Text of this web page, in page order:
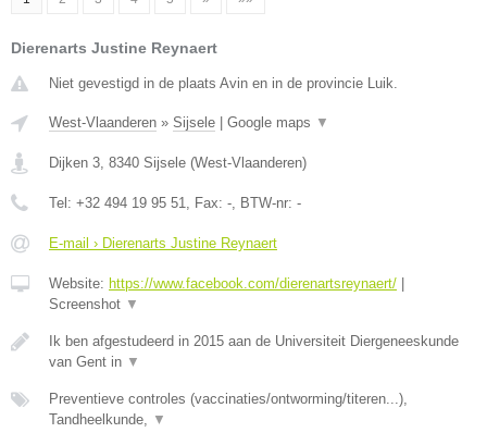
Dierenarts Justine Reynaert
Niet gevestigd in de plaats Avin en in de provincie Luik.
West-Vlaanderen » Sijsele Google maps ▼
Dijken 3, 8340 Sijsele (West-Vlaanderen)
Tel: +32 494 19 95 51, Fax: -, BTW-nr: -
E-mail › Dierenarts Justine Reynaert
Website: https://www.facebook.com/dierenartsreynaert/
Screenshot ▼
Ik ben afgestudeerd in 2015 aan de Universiteit Diergeneeskunde
van Gent in ▼
Preventieve controles (vaccinaties/ontworming/titeren...),
Tandheelkunde, ▼